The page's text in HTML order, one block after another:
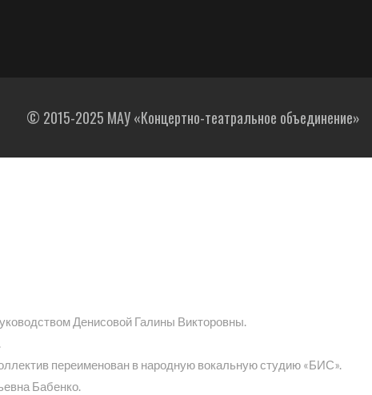
© 2015-2025 МАУ «Концертно-театральное объединение»
Денисовой Галины Викторовны.
переименован в народную вокальную студию «БИС».
Бабенко.